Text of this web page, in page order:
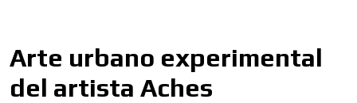
Arte urbano experimental
del artista Aches